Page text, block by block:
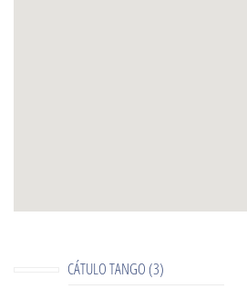
CÁTULO TANGO (3)